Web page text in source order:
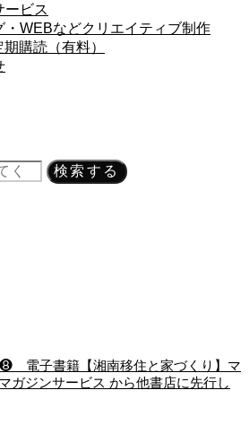
ービス
・WEBなどクリエイティブ制作
購読（有料）
検索する
❽ 電子書籍【湘南移住と家づくり】マ
ガジンサービス から他書店に先行し